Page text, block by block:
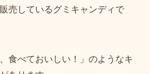
売しているグミキャンディ で
食べておいしい！」のようなキ